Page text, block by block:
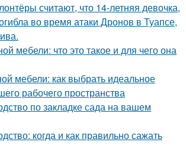
считают, что 14-летняя девочка,
во время атаки Дронов в Туапсе,
мебели: что это такое и для чего она
мебели: как выбрать идеальное
рабочего пространства
по закладке сада на вашем
когда и как правильно сажать